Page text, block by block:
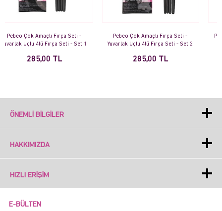
Pebeo Çok Amaçlı Fırça Seti -
Yuvarlak Uçlu 4lü Fırça Seti - Set 2
285,00 TL
Pebeo Çok Amaçlı Fırça Seti - Düz
Kesik 6lı Fırça Seti - Set 3
480,00 TL
ÖNEMLI BILGILER
HAKKIMIZDA
HIZLI ERIŞIM
E-BÜLTEN